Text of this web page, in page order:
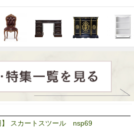
】 スカートスツール nsp69